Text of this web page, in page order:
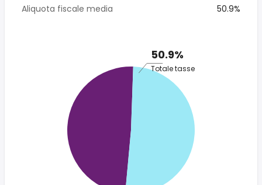
Aliquota fiscale media
50.9%
50.9%
Totale tasse